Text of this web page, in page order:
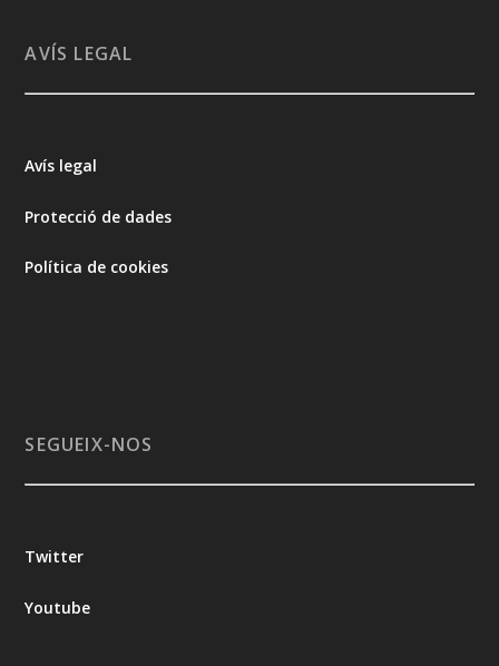
AVÍS LEGAL
Avís legal
Protecció de dades
Política de cookies
SEGUEIX-NOS
Twitter
Youtube